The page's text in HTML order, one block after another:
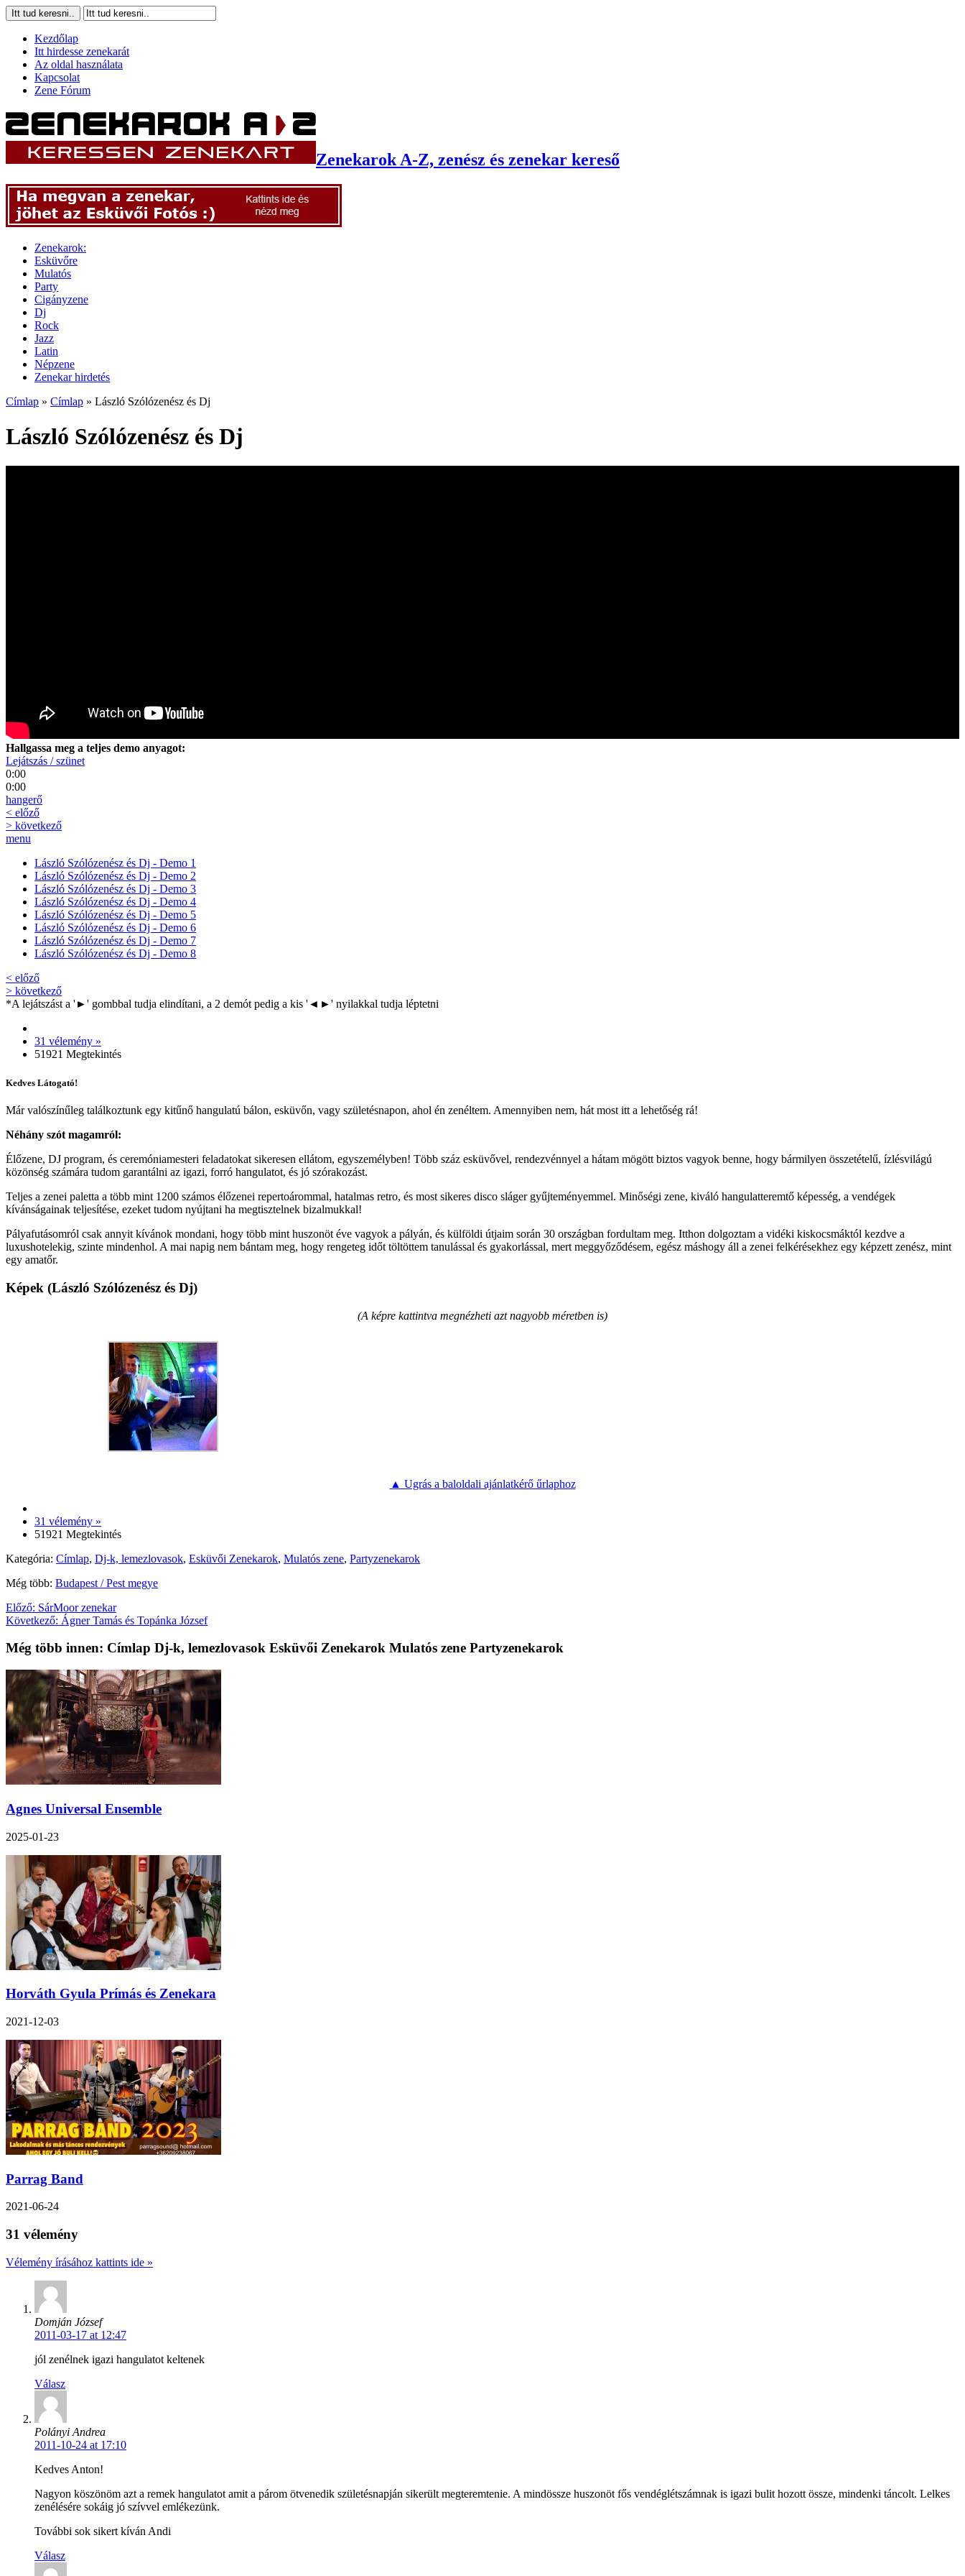
Kezdőlap
Itt hirdesse zenekarát
Az oldal használata
Kapcsolat
Zene Fórum
Zenekarok A-Z, zenész és zenekar kereső
Zenekarok:
Esküvőre
Mulatós
Party
Cigányzene
Dj
Rock
Jazz
Latin
Népzene
Zenekar hirdetés
Címlap » Címlap » László Szólózenész és Dj
László Szólózenész és Dj
Hallgassa meg a teljes demo anyagot:
Lejátszás / szünet
0:00
0:00
hangerő
< előző
> következő
menu
László Szólózenész és Dj - Demo 1
László Szólózenész és Dj - Demo 2
László Szólózenész és Dj - Demo 3
László Szólózenész és Dj - Demo 4
László Szólózenész és Dj - Demo 5
László Szólózenész és Dj - Demo 6
László Szólózenész és Dj - Demo 7
László Szólózenész és Dj - Demo 8
< előző
> következő
*A lejátszást a '►' gombbal tudja elindítani, a 2 demót pedig a kis '◄►' nyilakkal tudja léptetni
31 vélemény »
51921 Megtekintés
Kedves Látogató!
Már valószínűleg találkoztunk egy kitűnő hangulatú bálon, esküvőn, vagy születésnapon, ahol én zenéltem. Amennyiben nem, hát most itt a lehetőség rá!
Néhány szót magamról:
Élőzene, DJ program, és ceremóniamesteri feladatokat sikeresen ellátom, egyszemélyben! Több száz esküvővel, rendezvénnyel a hátam mögött biztos vagyok benne, hogy bármilyen összetételű, ízlésvilágú
közönség számára tudom garantálni az igazi, forró hangulatot, és jó szórakozást.
Teljes a zenei paletta a több mint 1200 számos élőzenei repertoárommal, hatalmas retro, és most sikeres disco sláger gyűjteményemmel. Minőségi zene, kiváló hangulatteremtő képesség, a vendégek
kívánságainak teljesítése, ezeket tudom nyújtani ha megtisztelnek bizalmukkal!
Pályafutásomról csak annyit kívánok mondani, hogy több mint huszonöt éve vagyok a pályán, és külföldi útjaim során 30 országban fordultam meg. Itthon dolgoztam a vidéki kiskocsmáktól kezdve a
luxushotelekig, szinte mindenhol. A mai napig nem bántam meg, hogy rengeteg időt töltöttem tanulással és gyakorlással, mert meggyőződésem, egész máshogy áll a zenei felkérésekhez egy képzett zenész, mint
egy amatőr.
Képek (László Szólózenész és Dj)
(A képre kattintva megnézheti azt nagyobb méretben is)
▲ Ugrás a baloldali ajánlatkérő űrlaphoz
31 vélemény »
51921 Megtekintés
Kategória: Címlap, Dj-k, lemezlovasok, Esküvői Zenekarok, Mulatós zene, Partyzenekarok
Még több: Budapest / Pest megye
Előző: SárMoor zenekar
Következő: Ágner Tamás és Topánka József
Még több innen: Címlap Dj-k, lemezlovasok Esküvői Zenekarok Mulatós zene Partyzenekarok
Agnes Universal Ensemble
2025-01-23
Horváth Gyula Prímás és Zenekara
2021-12-03
Parrag Band
2021-06-24
31 vélemény
Vélemény írásához kattints ide »
Domján József
2011-03-17 at 12:47
jól zenélnek igazi hangulatot keltenek
Válasz
Polányi Andrea
2011-10-24 at 17:10
Kedves Anton!
Nagyon köszönöm azt a remek hangulatot amit a párom ötvenedik születésnapján sikerült megteremtenie. A mindössze huszonöt fős vendéglétszámnak is igazi bulit hozott össze, mindenki táncolt. Lelkes
zenélésére sokáig jó szívvel emlékezünk.
További sok sikert kíván Andi
Válasz